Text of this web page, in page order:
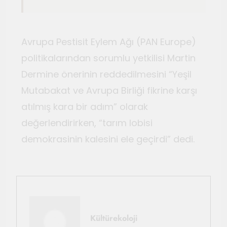
Avrupa Pestisit Eylem Ağı (PAN Europe)
politikalarından sorumlu yetkilisi Martin
Dermine önerinin reddedilmesini “Yeşil
Mutabakat ve Avrupa Birliği fikrine karşı
atılmış kara bir adım” olarak
değerlendirirken, “tarım lobisi
demokrasinin kalesini ele geçirdi” dedi.
Kültürekoloji